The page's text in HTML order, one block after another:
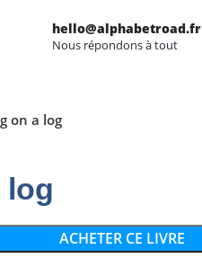
hello@alphabetroad.fr
Nous répondons à tout
on a log
log
ACHETER CE LIVRE